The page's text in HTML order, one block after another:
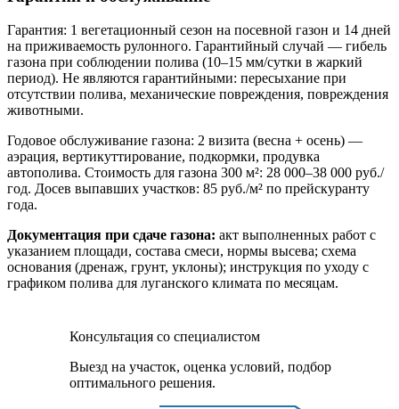
Гарантия: 1 вегетационный сезон на посевной газон и 14 дней
на приживаемость рулонного. Гарантийный случай — гибель
газона при соблюдении полива (10–15 мм/сутки в жаркий
период). Не являются гарантийными: пересыхание при
отсутствии полива, механические повреждения, повреждения
животными.
Годовое обслуживание газона: 2 визита (весна + осень) —
аэрация, вертикуттирование, подкормки, продувка
автополива. Стоимость для газона 300 м²: 28 000–38 000 руб./
год. Досев выпавших участков: 85 руб./м² по прейскуранту
года.
Документация при сдаче газона: акт выполненных работ с
указанием площади, состава смеси, нормы высева; схема
основания (дренаж, грунт, уклоны); инструкция по уходу с
графиком полива для луганского климата по месяцам.
Консультация со специалистом
Выезд на участок, оценка условий, подбор
оптимального решения.